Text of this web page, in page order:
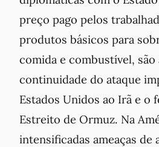
preço pago pelos
produtos básicos para
comida e combustível, são
continuidade do ataque
Estados Unidos ao Irã e o
Estreito de Ormuz. Na
intensificadas ameaças de